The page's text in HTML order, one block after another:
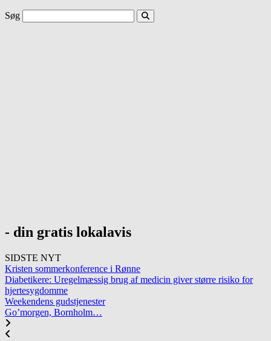
Søg
- din gratis lokalavis
SIDSTE NYT
Kristen sommerkonference i Rønne
Diabetikere: Uregelmæssig brug af medicin giver større risiko for
hjertesygdomme
Weekendens gudstjenester
Go’morgen, Bornholm…